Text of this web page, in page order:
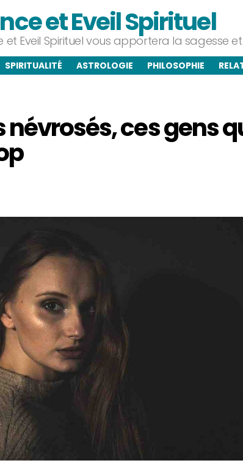
et Eveil Spirituel
et Eveil Spirituel vous apportera la sagesse
SPIRITUALITÉ ASTROLOGIE PHILOSOPHIE
névrosés, ces gens